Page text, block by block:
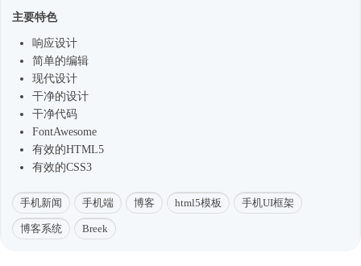
主要特色
响应设计
简单的编辑
现代设计
干净的设计
干净代码
FontAwesome
有效的HTML5
有效的CSS3
手机新闻 手机端 博客 html5模板 手机UI框架
博客系统 Breek